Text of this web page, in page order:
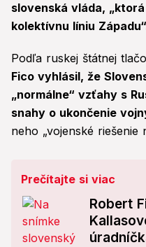
slovenská vláda,
kolektívnu líniu
Podľa ruskej štátnej
Fico vyhlásil, že
„normálne“ vzťahy s
snahy o ukončenie
neho „vojenské riešenie
Prečítajte si viac
Robert